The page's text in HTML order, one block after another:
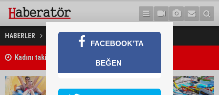
HABERLER GÜNDEM Denktaş, müdafaa yaptı
Kadını takip ederek saldırdığı açıklandı
FACEBOOK'TA
BEĞEN